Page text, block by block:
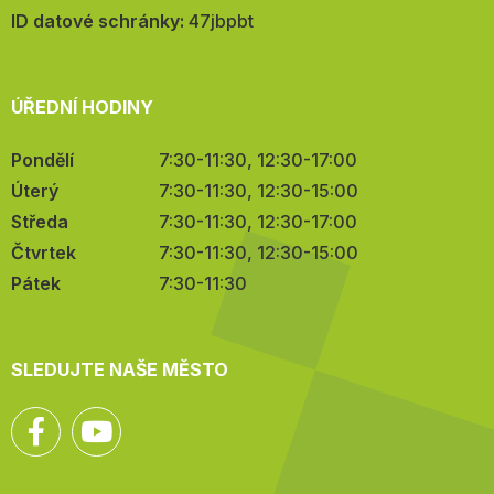
mail:
ID datové schránky: 47jbpbt
ÚŘEDNÍ HODINY
Pondělí
7:30-11:30, 12:30-17:00
Úterý
7:30-11:30, 12:30-15:00
Středa
7:30-11:30, 12:30-17:00
Čtvrtek
7:30-11:30, 12:30-15:00
Pátek
7:30-11:30
SLEDUJTE NAŠE MĚSTO
Facebook